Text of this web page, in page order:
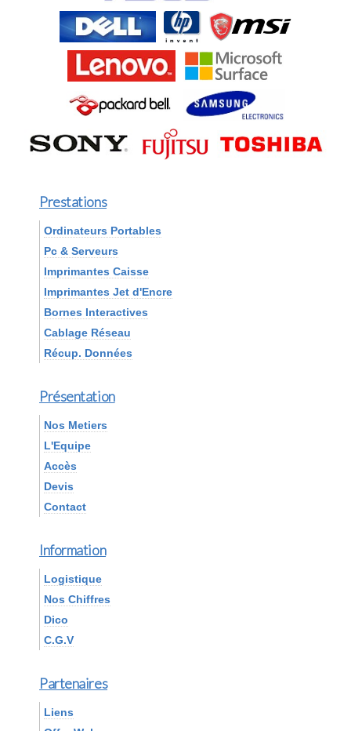
Prestations
Ordinateurs Portables
Pc & Serveurs
Imprimantes Caisse
Imprimantes Jet d'Encre
Bornes Interactives
Cablage Réseau
Récup. Données
Présentation
Nos Metiers
L'Equipe
Accès
Devis
Contact
Information
Logistique
Nos Chiffres
Dico
C.G.V
Partenaires
Liens